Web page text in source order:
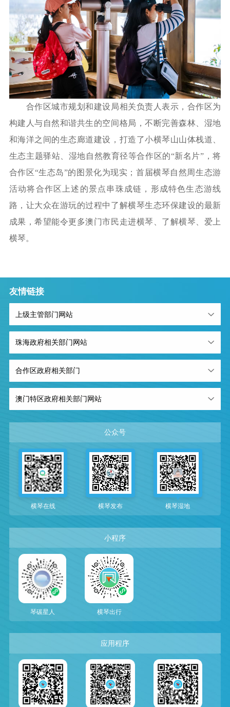
合作区城市规划和建设局相关负责人表示，合作区为
构建人与自然和谐共生的空间格局，不断完善森林、湿地
和海洋之间的生态廊道建设，打造了小横琴山山体栈道、
生态主题驿站、湿地自然教育径等合作区的“新名片”，将
合作区“生态岛”的图景化为现实；首届横琴自然周生态游
活动将合作区上述的景点串珠成链，形成特色生态游线
路，让大众在游玩的过程中了解横琴生态环保建设的最新
成果，希望能令更多澳门市民走进横琴、了解横琴、爱上
横琴。
友情链接
上级主管部门网站
珠海政府相关部门网站
合作区政府相关部门
澳门特区政府相关部门网站
公众号
横琴在线 横琴发布 横琴湿地
小程序
琴碳星人 横琴出行
应用程序